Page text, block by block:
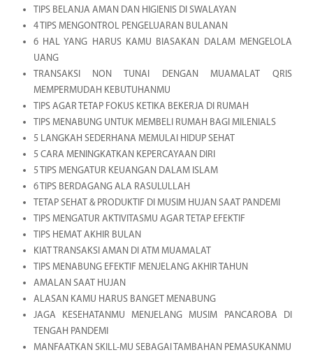
TIPS BELANJA AMAN DAN HIGIENIS DI SWALAYAN
4 TIPS MENGONTROL PENGELUARAN BULANAN
6 HAL YANG HARUS KAMU BIASAKAN DALAM MENGELOLA
UANG
TRANSAKSI NON TUNAI DENGAN MUAMALAT QRIS
MEMPERMUDAH KEBUTUHANMU
TIPS AGAR TETAP FOKUS KETIKA BEKERJA DI RUMAH
TIPS MENABUNG UNTUK MEMBELI RUMAH BAGI MILENIALS
5 LANGKAH SEDERHANA MEMULAI HIDUP SEHAT
5 CARA MENINGKATKAN KEPERCAYAAN DIRI
5 TIPS MENGATUR KEUANGAN DALAM ISLAM
6 TIPS BERDAGANG ALA RASULULLAH
TETAP SEHAT & PRODUKTIF DI MUSIM HUJAN SAAT PANDEMI
TIPS MENGATUR AKTIVITASMU AGAR TETAP EFEKTIF
TIPS HEMAT AKHIR BULAN
KIAT TRANSAKSI AMAN DI ATM MUAMALAT
TIPS MENABUNG EFEKTIF MENJELANG AKHIR TAHUN
AMALAN SAAT HUJAN
ALASAN KAMU HARUS BANGET MENABUNG
JAGA KESEHATANMU MENJELANG MUSIM PANCAROBA DI
TENGAH PANDEMI
MANFAATKAN SKILL-MU SEBAGAI TAMBAHAN PEMASUKANMU